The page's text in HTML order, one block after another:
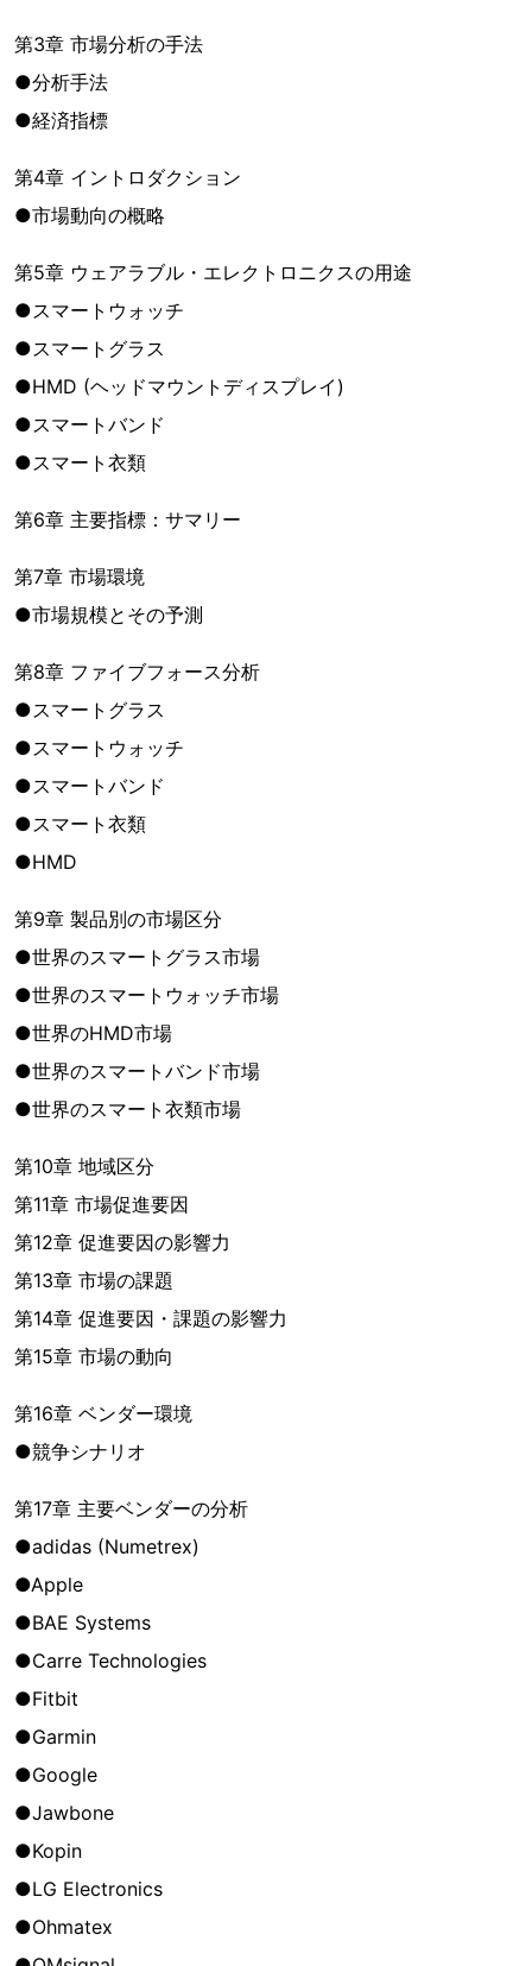
第3章 市場分析の手法
●分析手法
●経済指標
第4章 イントロダクション
●市場動向の概略
第5章 ウェアラブル・エレクトロニクスの用途
●スマートウォッチ
●スマートグラス
●HMD (ヘッドマウントディスプレイ)
●スマートバンド
●スマート衣類
第6章 主要指標：サマリー
第7章 市場環境
●市場規模とその予測
第8章 ファイブフォース分析
●スマートグラス
●スマートウォッチ
●スマートバンド
●スマート衣類
●HMD
第9章 製品別の市場区分
●世界のスマートグラス市場
●世界のスマートウォッチ市場
●世界のHMD市場
●世界のスマートバンド市場
●世界のスマート衣類市場
第10章 地域区分
第11章 市場促進要因
第12章 促進要因の影響力
第13章 市場の課題
第14章 促進要因・課題の影響力
第15章 市場の動向
第16章 ベンダー環境
●競争シナリオ
第17章 主要ベンダーの分析
●adidas (Numetrex)
●Apple
●BAE Systems
●Carre Technologies
●Fitbit
●Garmin
●Google
●Jawbone
●Kopin
●LG Electronics
●Ohmatex